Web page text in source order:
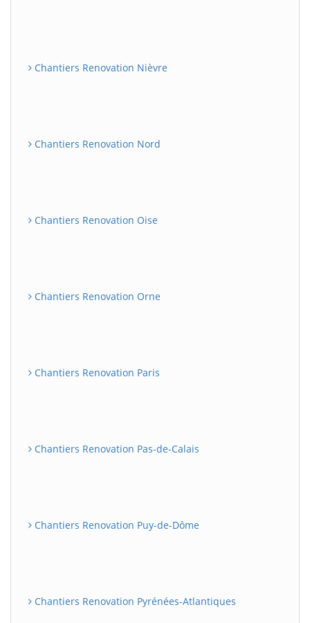
Chantiers Renovation Nièvre
Chantiers Renovation Nord
Chantiers Renovation Oise
Chantiers Renovation Orne
Chantiers Renovation Paris
Chantiers Renovation Pas-de-Calais
Chantiers Renovation Puy-de-Dôme
Chantiers Renovation Pyrénées-Atlantiques